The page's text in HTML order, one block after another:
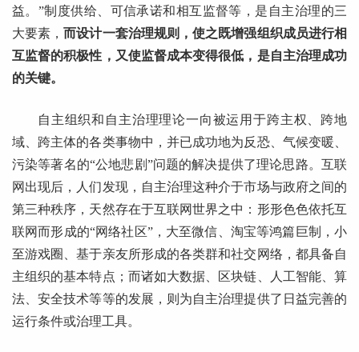
益。”制度供给、可信承诺和相互监督等，是自主治理的三
大要素，而设计一套治理规则，使之既增强组织成员进行相
互监督的积极性，又使监督成本变得很低，是自主治理成功
的关键。
自主组织和自主治理理论一向被运用于跨主权、跨地
域、跨主体的各类事物中，并已成功地为反恐、气候变暖、
污染等著名的“公地悲剧”问题的解决提供了理论思路。互联
网出现后，人们发现，自主治理这种介于市场与政府之间的
第三种秩序，天然存在于互联网世界之中：形形色色依托互
联网而形成的“网络社区”，大至微信、淘宝等鸿篇巨制，小
至游戏圈、基于亲友所形成的各类群和社交网络，都具备自
主组织的基本特点；而诸如大数据、区块链、人工智能、算
法、安全技术等等的发展，则为自主治理提供了日益完善的
运行条件或治理工具。